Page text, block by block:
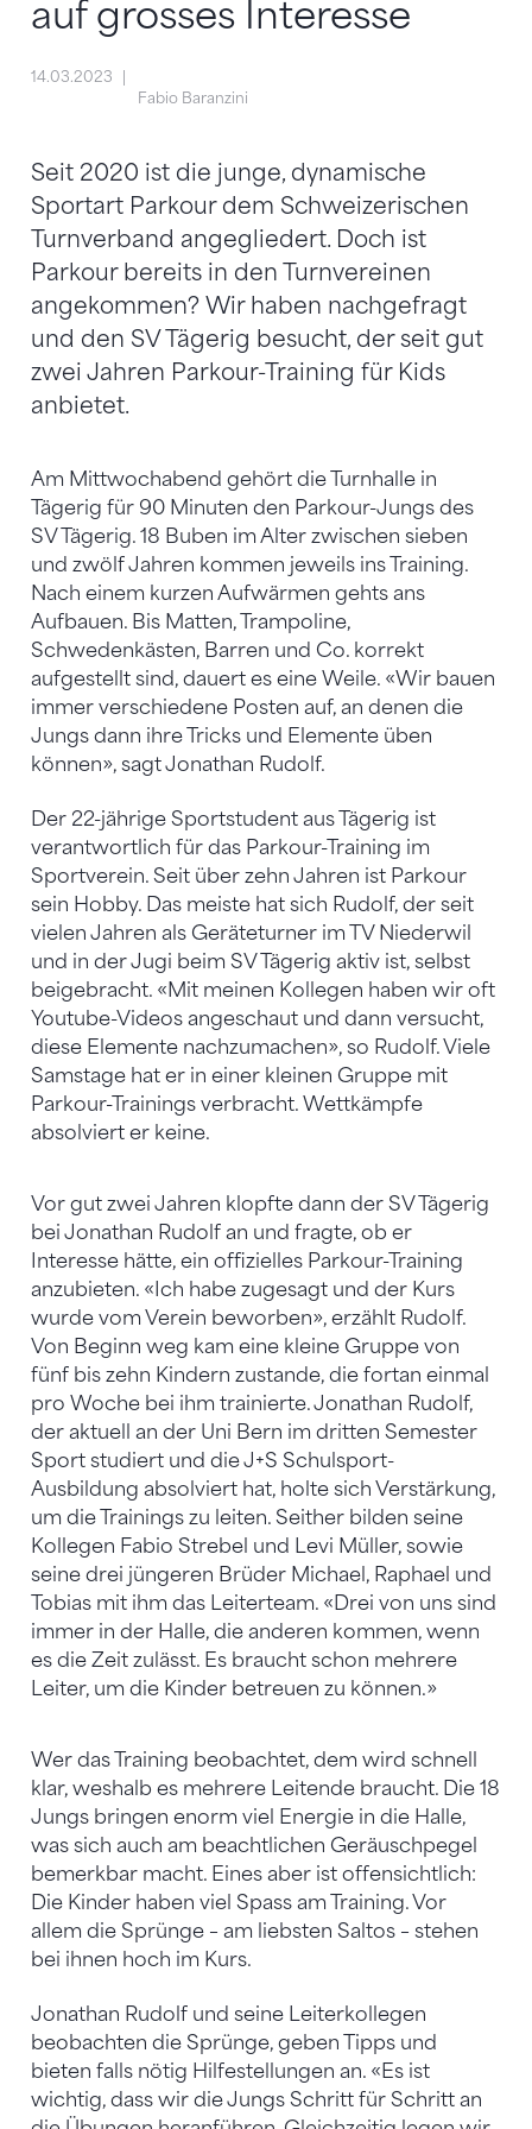
auf grosses Interesse
14.03.2023
Fabio Baranzini
Seit 2020 ist die junge, dynamische
Sportart Parkour dem Schweizerischen
Turnverband angegliedert. Doch ist
Parkour bereits in den Turnvereinen
angekommen? Wir haben nachgefragt
und den SV Tägerig besucht, der seit gut
zwei Jahren Parkour-Training für Kids
anbietet.
Am Mittwochabend gehört die Turnhalle in
Tägerig für 90 Minuten den Parkour-Jungs des
SV Tägerig. 18 Buben im Alter zwischen sieben
und zwölf Jahren kommen jeweils ins Training.
Nach einem kurzen Aufwärmen gehts ans
Aufbauen. Bis Matten, Trampoline,
Schwedenkästen, Barren und Co. korrekt
aufgestellt sind, dauert es eine Weile. «Wir bauen
immer verschiedene Posten auf, an denen die
Jungs dann ihre Tricks und Elemente üben
können», sagt Jonathan Rudolf.
Der 22-jährige Sportstudent aus Tägerig ist
verantwortlich für das Parkour-Training im
Sportverein. Seit über zehn Jahren ist Parkour
sein Hobby. Das meiste hat sich Rudolf, der seit
vielen Jahren als Geräteturner im TV Niederwil
und in der Jugi beim SV Tägerig aktiv ist, selbst
beigebracht. «Mit meinen Kollegen haben wir oft
Youtube-Videos angeschaut und dann versucht,
diese Elemente nachzumachen», so Rudolf. Viele
Samstage hat er in einer kleinen Gruppe mit
Parkour-Trainings verbracht. Wettkämpfe
absolviert er keine.
Vor gut zwei Jahren klopfte dann der SV Tägerig
bei Jonathan Rudolf an und fragte, ob er
Interesse hätte, ein offizielles Parkour-Training
anzubieten. «Ich habe zugesagt und der Kurs
wurde vom Verein beworben», erzählt Rudolf.
Von Beginn weg kam eine kleine Gruppe von
fünf bis zehn Kindern zustande, die fortan einmal
pro Woche bei ihm trainierte. Jonathan Rudolf,
der aktuell an der Uni Bern im dritten Semester
Sport studiert und die J+S Schulsport-
Ausbildung absolviert hat, holte sich Verstärkung,
um die Trainings zu leiten. Seither bilden seine
Kollegen Fabio Strebel und Levi Müller, sowie
seine drei jüngeren Brüder Michael, Raphael und
Tobias mit ihm das Leiterteam. «Drei von uns sind
immer in der Halle, die anderen kommen, wenn
es die Zeit zulässt. Es braucht schon mehrere
Leiter, um die Kinder betreuen zu können.»
Wer das Training beobachtet, dem wird schnell
klar, weshalb es mehrere Leitende braucht. Die 18
Jungs bringen enorm viel Energie in die Halle,
was sich auch am beachtlichen Geräuschpegel
bemerkbar macht. Eines aber ist offensichtlich:
Die Kinder haben viel Spass am Training. Vor
allem die Sprünge – am liebsten Saltos – stehen
bei ihnen hoch im Kurs.
Jonathan Rudolf und seine Leiterkollegen
beobachten die Sprünge, geben Tipps und
bieten falls nötig Hilfestellungen an. «Es ist
wichtig, dass wir die Jungs Schritt für Schritt an